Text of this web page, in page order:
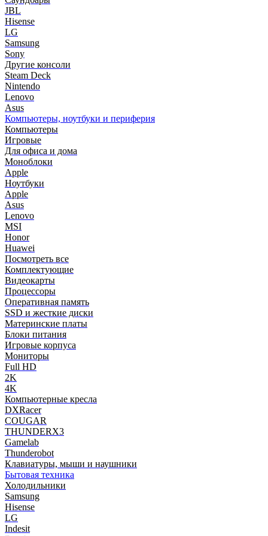
JBL
Hisense
LG
Samsung
Sony
Другие консоли
Steam Deck
Nintendo
Lenovo
Asus
Компьютеры, ноутбуки и периферия
Компьютеры
Игровые
Для офиса и дома
Моноблоки
Apple
Ноутбуки
Apple
Asus
Lenovo
MSI
Honor
Huawei
Посмотреть все
Комплектующие
Видеокарты
Процессоры
Оперативная память
SSD и жесткие диски
Материнские платы
Блоки питания
Игровые корпуса
Мониторы
Full HD
2K
4K
Компьютерные кресла
DXRacer
COUGAR
THUNDERX3
Gamelab
Thunderobot
Клавиатуры, мыши и наушники
Бытовая техника
Холодильники
Samsung
Hisense
LG
Indesit